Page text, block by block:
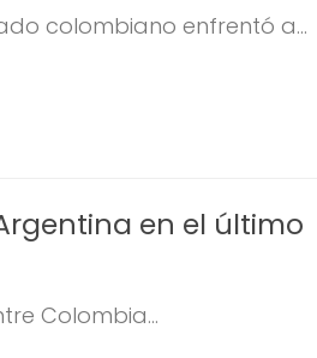
colombiano enfrentó a...
en el último
Colombia...